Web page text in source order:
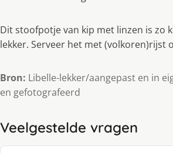
Dit stoofpotje van kip met linzen is zo
lekker. Serveer het met (volkoren)rijst
Bron: Libelle-lekker/aangepast en in
en gefotografeerd
Veelgestelde vragen